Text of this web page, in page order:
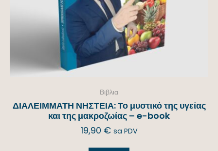
Βιβλια
ΔΙΑΛΕΙΜΜΑΤΗ ΝΗΣΤΕΙΑ: Το μυστικό της υγείας
και της μακροζωίας – e-book
19,90 € sa PDV